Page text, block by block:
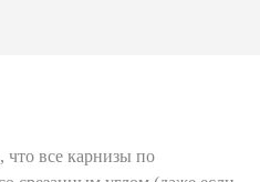
все карнизы по